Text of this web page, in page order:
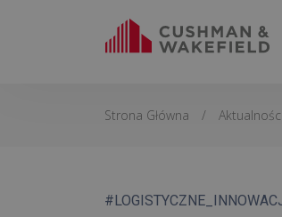
Strona Główna / Aktualności